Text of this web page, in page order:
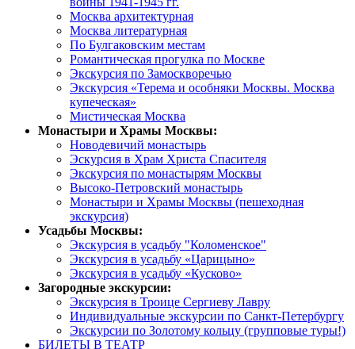
Москва архитектурная
Москва литературная
По Булгаковским местам
Романтическая прогулка по Москве
Экскурсия по Замоскворечью
Экскурсия «Терема и особняки Москвы. Москва
купеческая»
Мистическая Москва
Монастыри и Храмы Москвы:
Новодевичий монастырь
Эскурсия в Храм Христа Спасителя
Экскурсия по монастырям Москвы
Высоко-Петровский монастырь
Монастыри и Храмы Москвы (пешеходная
экскурсия)
Усадьбы Москвы:
Экскурсия в усадьбу "Коломенское"
Экскурсия в усадьбу «Царицыно»
Экскурсия в усадьбу «Кусково»
Загородные экскурсии:
Экскурсия в Троице Сергиеву Лавру
Индивидуальные экскурсии по Санкт-Петербургу
Экскурсии по Золотому кольцу (групповые туры!)
БИЛЕТЫ В ТЕАТР